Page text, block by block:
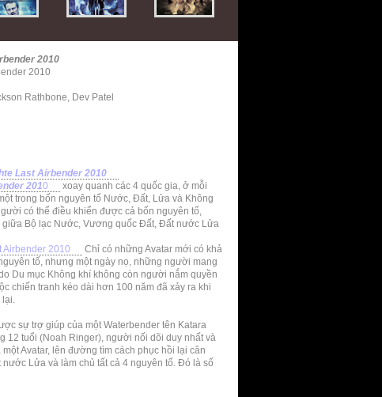
2010
2010
Rathbone, Dev Patel
Last Airbender 2010
2010
xoay quanh các 4 quốc gia, ở mỗi
trong bốn nguyên tố Nước, Đất, Lửa và Không
có thể điều khiển được cả bốn nguyên tố,
giữa Bộ lạc Nước, Vương quốc Đất, Đất nước Lửa
Airbender 2010
Chỉ có những Avatar mới có khả
tố, nhưng một ngày nọ, những người mang
Du mục Không khí không còn người nắm quyền
chiến tranh kéo dài hơn 100 năm đã xảy ra khi
lại.
sự trợ giúp của một Waterbender tên Katara
12 tuổi (Noah Ringer), người nối dõi duy nhất và
Avatar, lên đường tìm cách phục hồi lại cân
Lửa và làm chủ tất cả 4 nguyên tố. Đó là số